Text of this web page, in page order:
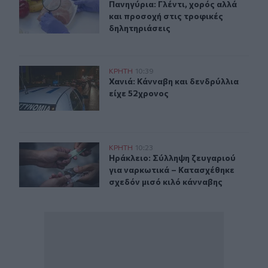
Πανηγύρια: Γλέντι, χορός αλλά
Πανηγύρια: Γλέντι, χορός αλλά
και προσοχή στις τροφικές
δηλητηριάσεις
Χανιά: Κάνναβη και δενδρύλλια είχε 52χρονος
ΚΡΗΤΗ 10:39
Χανιά: Κάνναβη και δενδρύλλια
Χανιά: Κάνναβη και δενδρύλλια
είχε 52χρονος
Ηράκλειο: Σύλληψη ζευγαριού για ναρκωτικά –
ΚΡΗΤΗ 10:23
Ηράκλειο: Σύλληψη ζευγαριού για
Ηράκλειο: Σύλληψη ζευγαριού
για ναρκωτικά – Κατασχέθηκε
σχεδόν μισό κιλό κάνναβης